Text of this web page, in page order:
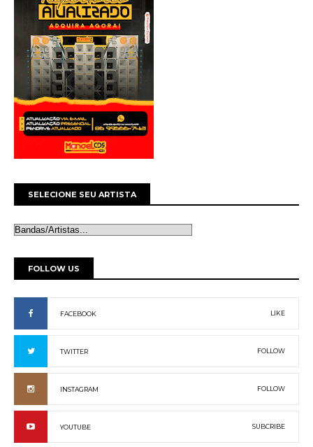
SELECIONE SEU ARTISTA
FOLLOW US
FACEBOOK LIKE
TWITTER FOLLOW
INSTAGRAM FOLLOW
YOUTUBE SUBCRIBE